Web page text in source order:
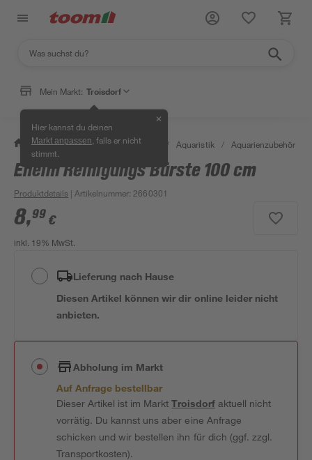
Mein Markt: Troisdorf
Hier kannst du deinen
Markt anpassen , falls er nicht
stimmt.
✕
/ Garten & Freizeit / Tierbedarf / Aquaristik / Aquarienzubehör
Eheim Reinigungs Bürste 100 cm
Produktdetails | Artikelnummer: 2660301
8,99 €
inkl. 19% MwSt.
Lieferung nach Hause
Diesen Artikel können wir dir online leider nicht
anbieten.
Abholung im Markt
Auf Anfrage bestellbar
Dieser Artikel ist im MarktTroisdorfaktuell nicht
vorrätig. Du kannst uns aber eine Anfrage
schicken und wir bestellen ihn für dich (ggf. zzgl.
Transportkosten).